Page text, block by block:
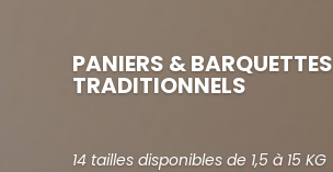
PANIERS & BARQUETTES
TRADITIONNELS
14 tailles disponibles de 1,5 à 15 KG